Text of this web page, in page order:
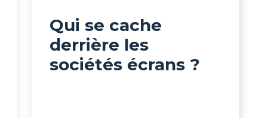
Qui se cache
derrière les
sociétés écrans ?